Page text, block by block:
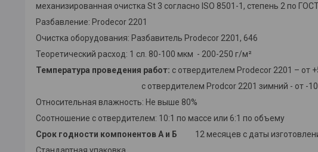
механизированная очистка St 3 согласно ISO 8501-1, степень 2 по
Разбавление: Prodecor 2201
Очистка оборудования: Разбавитель Prodecor 2201, 646
Теоретический расход: 1 сл. 80-100 мкм - 200-250 г/м²
Температура проведения работ: с отвердителем Prodecor 2201 – от
с отвердителем Prodcor 2201 зимний - от -10
Относительная влажность: Не выше 80%
Соотношение с отвердителем: 10:1 по массе или 6:1
Срок годности компонентов А и Б 12 месяцев с даты
Стандартная упаковка